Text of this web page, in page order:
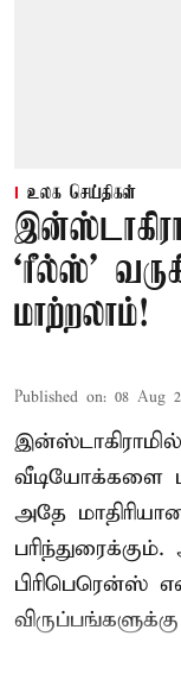
உலக செய்திகள்
‘ரீல்ஸ்’
மாற்றலாம்!
Published on: 08 Aug
வீடியோக்களை
அதே
பிரிபெரென்ஸ்